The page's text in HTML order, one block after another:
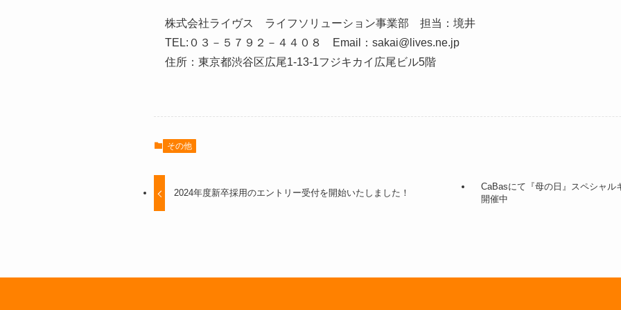
株式会社ライヴス ライフソリューション事業部 担当：境井
TEL:０３－５７９２－４４０８ Email：sakai@lives.ne.jp
住所：東京都渋谷区広尾1-13-1フジキカイ広尾ビル5階
その他
2024年度新卒採用のエントリー受付を開始いたしました！
CaBasにて『母の日』スペシャル
開催中